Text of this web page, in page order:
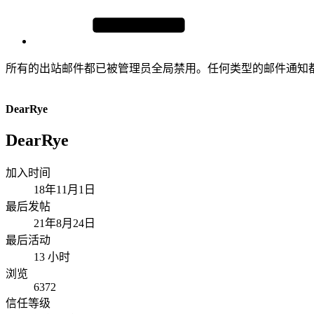
所有的出站邮件都已被管理员全局禁用。任何类型的邮件通知
DearRye
DearRye
加入时间
18年11月1日
最后发帖
21年8月24日
最后活动
13 小时
浏览
6372
信任等级